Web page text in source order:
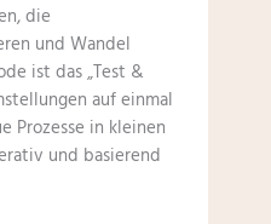
die
und Wandel
ist das „Test &
auf einmal
Prozesse in kleinen
und basierend